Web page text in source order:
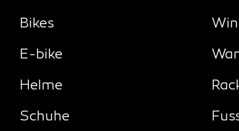
Bikes
E-bike
Helme
Schuhe